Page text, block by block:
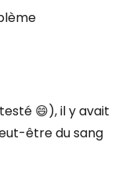
😄), il y avait
être du sang